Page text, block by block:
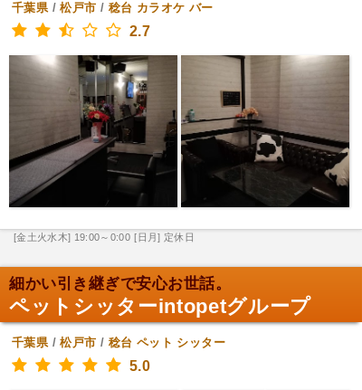
千葉県/松戸市 / 稔台 カラオケ バー
2.7
[金土火水木] 19:00～0:00 [日月] 定休日
細かい引き継ぎで安心お世話。
ペットシッターintopetグループ
千葉県/松戸市 / 稔台 ペット シッター
5.0